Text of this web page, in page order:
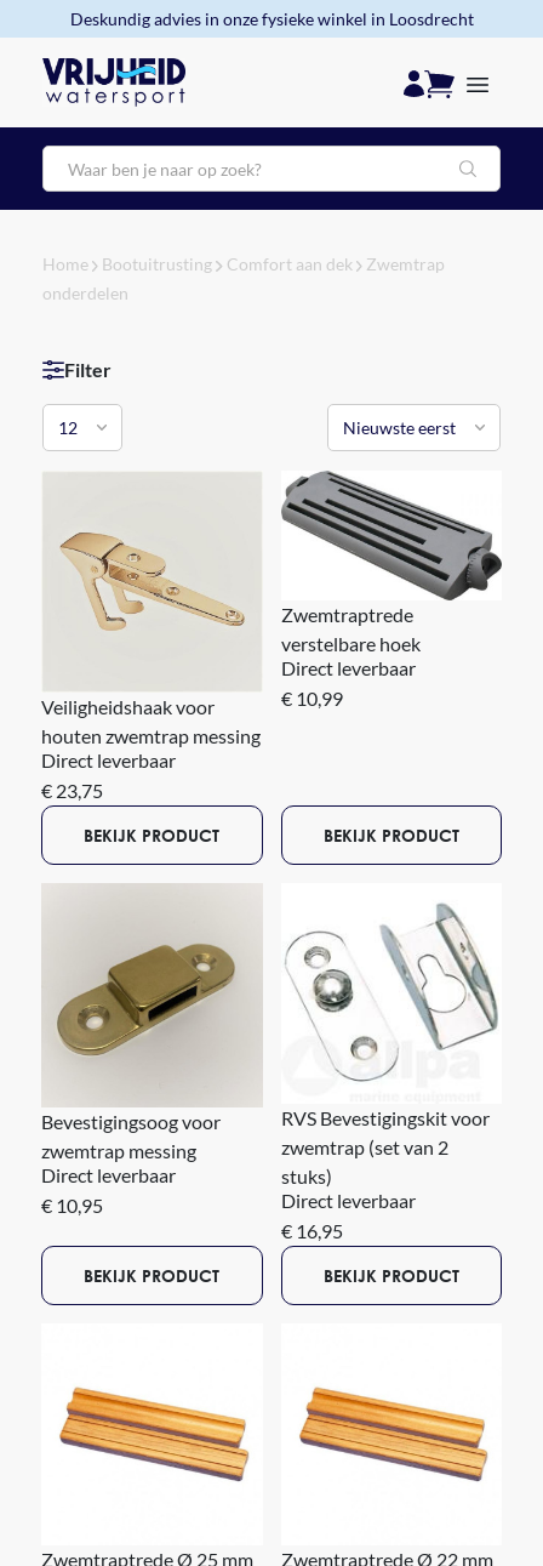
Deskundig advies in onze fysieke winkel in Loosdrecht
Zoeken
Home Bootuitrusting Comfort aan dek
Zwemtrap
onderdelen
Filter
Veiligheidshaak voor
houten zwemtrap messing
Direct leverbaar
€ 23,75
BEKIJK PRODUCT
Zwemtraptrede
verstelbare hoek
Direct leverbaar
€ 10,99
BEKIJK PRODUCT
Bevestigingsoog voor
zwemtrap messing
Direct leverbaar
€ 10,95
BEKIJK PRODUCT
RVS Bevestigingskit voor
zwemtrap (set van 2
stuks)
Direct leverbaar
€ 16,95
BEKIJK PRODUCT
Zwemtraptrede Ø 25 mm
Zwemtraptrede Ø 22 mm